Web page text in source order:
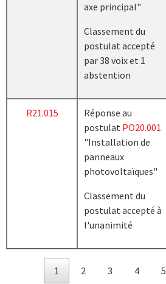
axe principal"
Classement du
postulat accepté
par 38 voix et 1
abstention
R21.015
Réponse au
postulat PO20.001
"Installation de
panneaux
photovoltaïques"
Classement du
postulat accepté à
l'unanimité
1 2 3 4 5